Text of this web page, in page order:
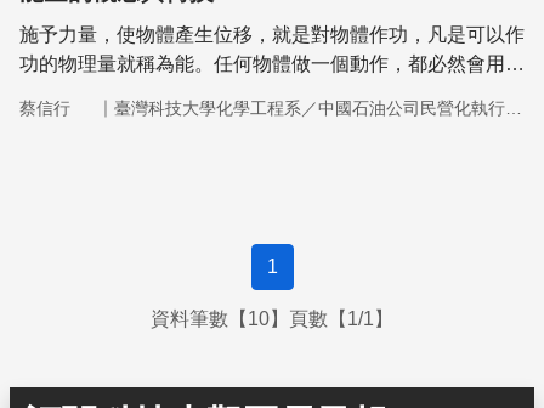
施予力量，使物體產生位移，就是對物體作功，凡是可以作
功的物理量就稱為能。任何物體做一個動作，都必然會用掉
要消耗能。
蔡信行 ｜
1
資料筆數【10】頁數【1/1】